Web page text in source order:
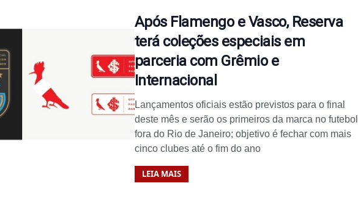
Após Flamengo e Vasco, Reserva
terá coleções especiais em
parceria com Grêmio e
Internacional
Lançamentos oficiais estão previstos para o final
deste mês e serão os primeiros da marca no futebol
fora do Rio de Janeiro; objetivo é fechar com mais
cinco clubes até o fim do ano
LEIA MAIS